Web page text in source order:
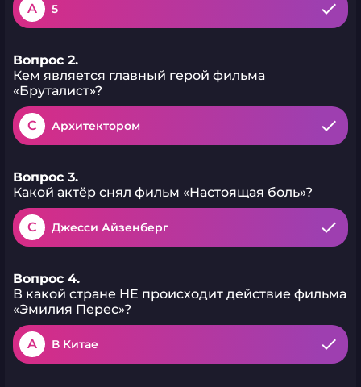
A 5
Вопрос 2.
Кем является главный герой фильма
«Бруталист»?
C Архитектором
Вопрос 3.
Какой актёр снял фильм «Настоящая боль»?
C Джесси Айзенберг
Вопрос 4.
В какой стране НЕ происходит действие фильма
«Эмилия Перес»?
A В Китае